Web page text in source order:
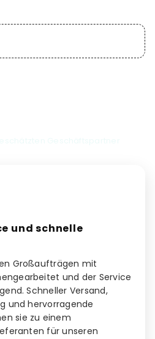
und schnelle
Großaufträgen mit
und der Service
Schneller Versand,
und hervorragende
sie zu einem
für unseren